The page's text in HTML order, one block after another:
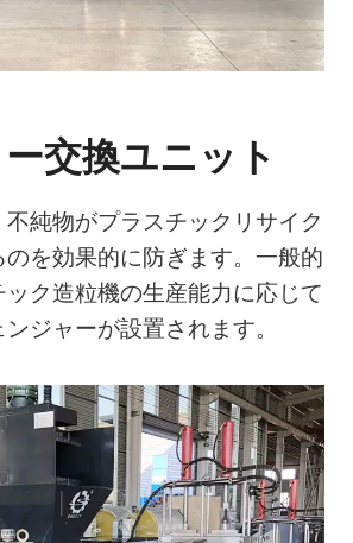
交換ユニット
純物がプラスチックリサイク
を効果的に防ぎます。一般的
ク造粒機の生産能力に応じて
ジャーが設置されます。